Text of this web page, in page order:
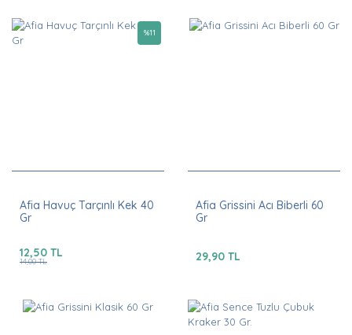
Afia Havuç Tarçınlı Kek 40
Gr
%11
12,50 TL
14,00 TL
Afia Grissini Acı Biberli 60
Gr
29,90 TL